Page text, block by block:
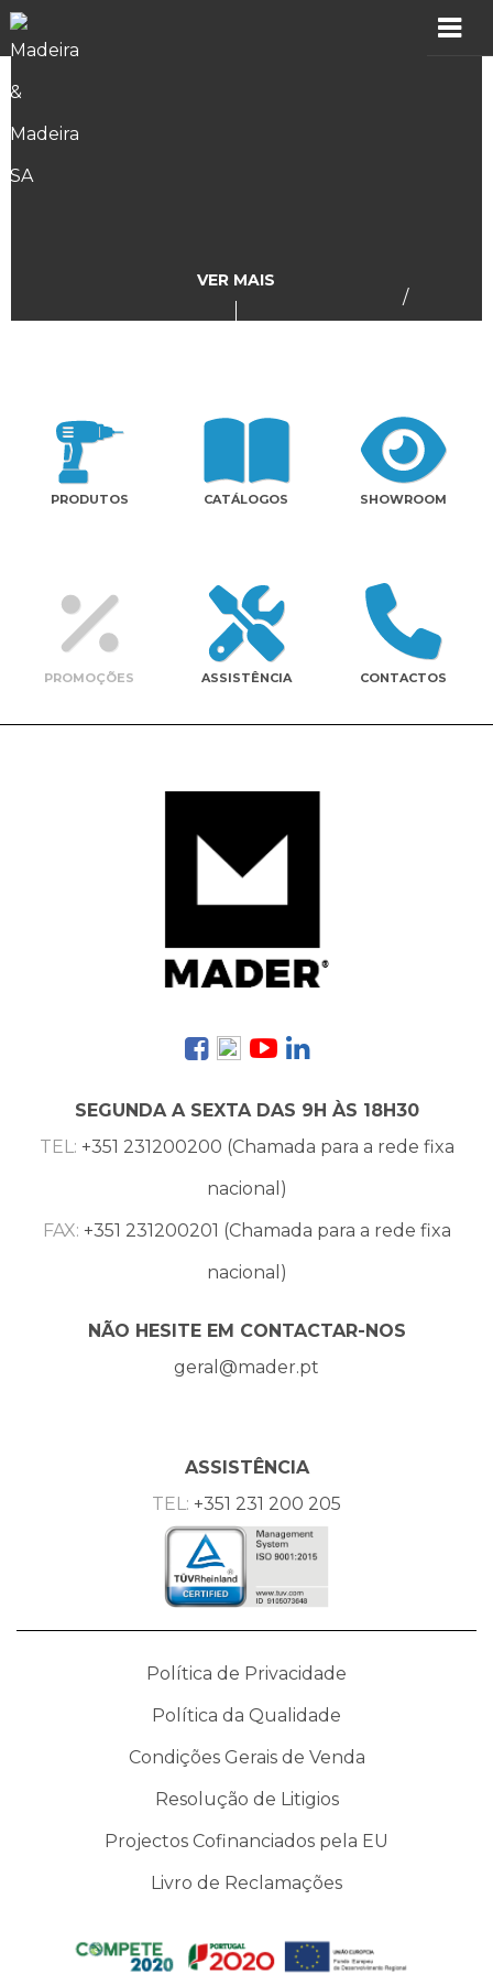
Assistência
Contactos
/
VER MAIS
PRODUTOS CATÁLOGOS SHOWROOM
PROMOÇÕES ASSISTÊNCIA CONTACTOS
SEGUNDA A SEXTA DAS 9H ÀS 18H30
TEL: +351 231200200 (Chamada para a rede fixa
nacional)
FAX: +351 231200201 (Chamada para a rede fixa
nacional)
NÃO HESITE EM CONTACTAR-NOS
geral@mader.pt
ASSISTÊNCIA
TEL: +351 231 200 205
Política de Privacidade
Política da Qualidade
Condições Gerais de Venda
Resolução de Litigios
Projectos Cofinanciados pela EU
Livro de Reclamações